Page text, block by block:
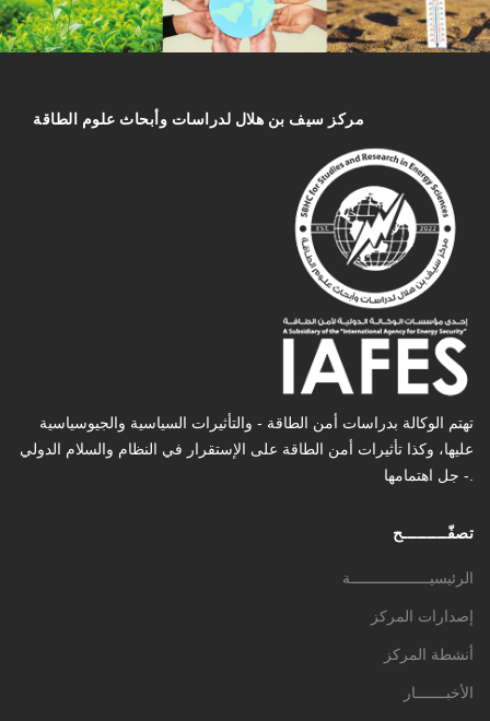
مركز سیف بن هلال لدراسات وأبحاث علوم الطاقة
تهتم الوكالة بدراسات أمن الطاقة - والتأثیرات السیاسیة والجیوسیاسیة
عليها، وكذا تأثیرات أمن الطاقة على الإستقرار في النظام والسلام الدولي
- جل اهتمامها.
تصفّـــــــــح
الرئيسيــــــــــــــــــة
إصدارات المركز
أنشطة المركز
الأخبـــــــار